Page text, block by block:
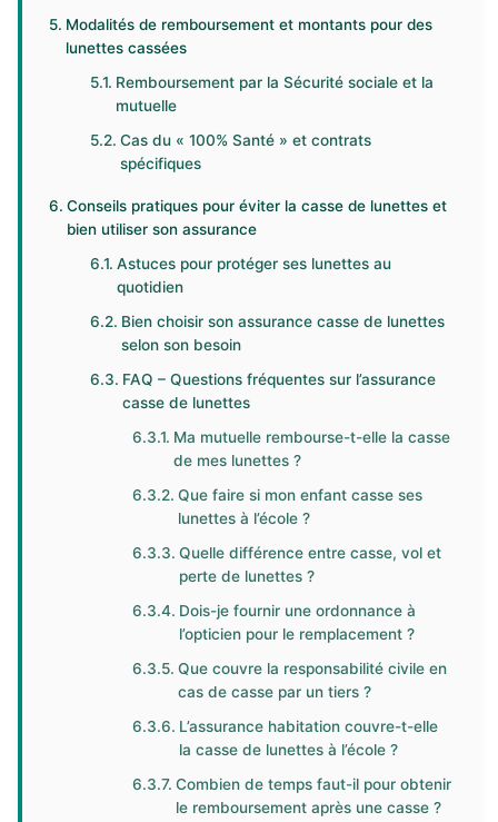
Modalités de remboursement et montants pour des
lunettes cassées
Remboursement par la Sécurité sociale et la
mutuelle
Cas du « 100% Santé » et contrats
spécifiques
Conseils pratiques pour éviter la casse de lunettes et
bien utiliser son assurance
Astuces pour protéger ses lunettes au
quotidien
Bien choisir son assurance casse de lunettes
selon son besoin
FAQ – Questions fréquentes sur l’assurance
casse de lunettes
Ma mutuelle rembourse-t-elle la casse
de mes lunettes ?
Que faire si mon enfant casse ses
lunettes à l’école ?
Quelle différence entre casse, vol et
perte de lunettes ?
Dois-je fournir une ordonnance à
l’opticien pour le remplacement ?
Que couvre la responsabilité civile en
cas de casse par un tiers ?
L’assurance habitation couvre-t-elle
la casse de lunettes à l’école ?
Combien de temps faut-il pour obtenir
le remboursement après une casse ?